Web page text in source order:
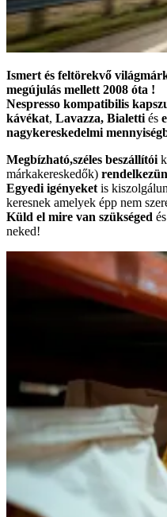
Ismert és feltörekvő
megújulás mellett 2008 óta !
Nespresso kompatibilis
kávékat, Lavazza, Bialetti és
nagykereskedelmi
Megbízható,széles beszállítói
márkakereskedők)
Egyedi igényeket is
keresnek amelyek épp nem
Küld el mire van szükséged
neked!